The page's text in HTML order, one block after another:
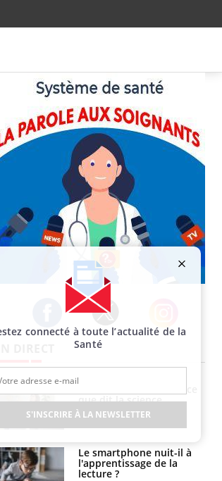
Facebook Twitter Instagram
que dit la science
Le smartphone nuit-il à
l'apprentissage de la
lecture ?
connecté à toute l’actualité de la
Santé
S'INSCRIRE À LA NEWSLETTER